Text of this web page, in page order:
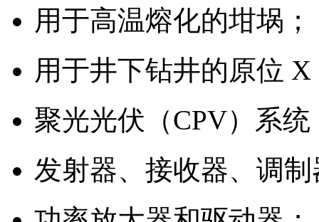
用于高温熔化的坩埚；
用于井下钻井的原位
聚光光伏（CPV）系统
发射器、接收器、调